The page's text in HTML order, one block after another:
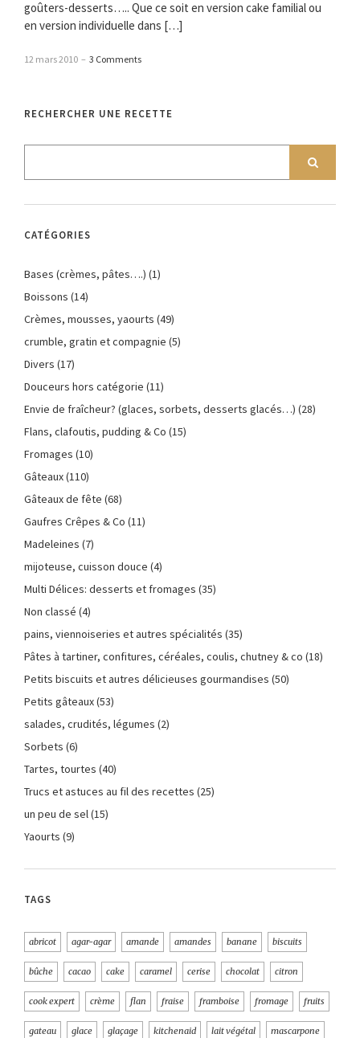
goûters-desserts….. Que ce soit en version cake familial ou
en version individuelle dans […]
12 mars 2010 – 3 Comments
RECHERCHER UNE RECETTE
CATÉGORIES
Bases (crèmes, pâtes….) (1)
Boissons (14)
Crèmes, mousses, yaourts (49)
crumble, gratin et compagnie (5)
Divers (17)
Douceurs hors catégorie (11)
Envie de fraîcheur? (glaces, sorbets, desserts glacés…) (28)
Flans, clafoutis, pudding & Co (15)
Fromages (10)
Gâteaux(110)
Gâteaux de fête (68)
Gaufres Crêpes & Co (11)
Madeleines (7)
mijoteuse, cuisson douce (4)
Multi Délices: desserts et fromages (35)
Non classé (4)
pains, viennoiseries et autres spécialités (35)
Pâtes à tartiner, confitures, céréales, coulis, chutney & co (18)
Petits biscuits et autres délicieuses gourmandises (50)
Petits gâteaux(53)
salades, crudités, légumes (2)
Sorbets (6)
Tartes, tourtes (40)
Trucs et astuces au fil des recettes (25)
un peu de sel(15)
Yaourts (9)
TAGS
abricot agar-agar amande amandes banane biscuits
bûche cacao cake caramel cerise chocolat citron
cook expert crème flan fraise framboise fromage fruits
gateau glace glaçage kitchenaid lait végétal mascarpone